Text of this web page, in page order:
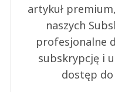
artykuł
naszych
profesjonalne
subskrypcję i
dostęp